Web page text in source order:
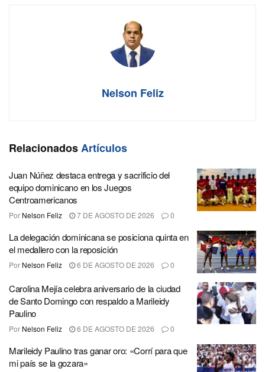
Nelson Feliz
RelacionadosArtículos
Juan Núñez destaca entrega y sacrificio del
equipo dominicano en los Juegos
Centroamericanos
Por Nelson Feliz 7 DE AGOSTO DE 2026 0
La delegación dominicana se posiciona quinta en
el medallero con la reposición
Por Nelson Feliz 6 DE AGOSTO DE 2026 0
Carolina Mejía celebra aniversario de la ciudad
de Santo Domingo con respaldo a Marileidy
Paulino
Por Nelson Feliz 6 DE AGOSTO DE 2026 0
Marileidy Paulino tras ganar oro: «Corrí para que
mi país se la gozara»